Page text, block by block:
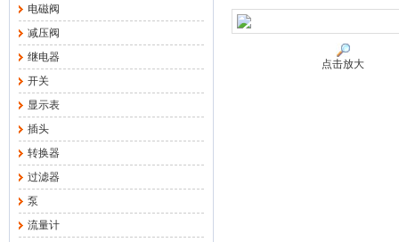
电磁阀
减压阀
继电器
开关
显示表
插头
转换器
过滤器
泵
流量计
点击放大